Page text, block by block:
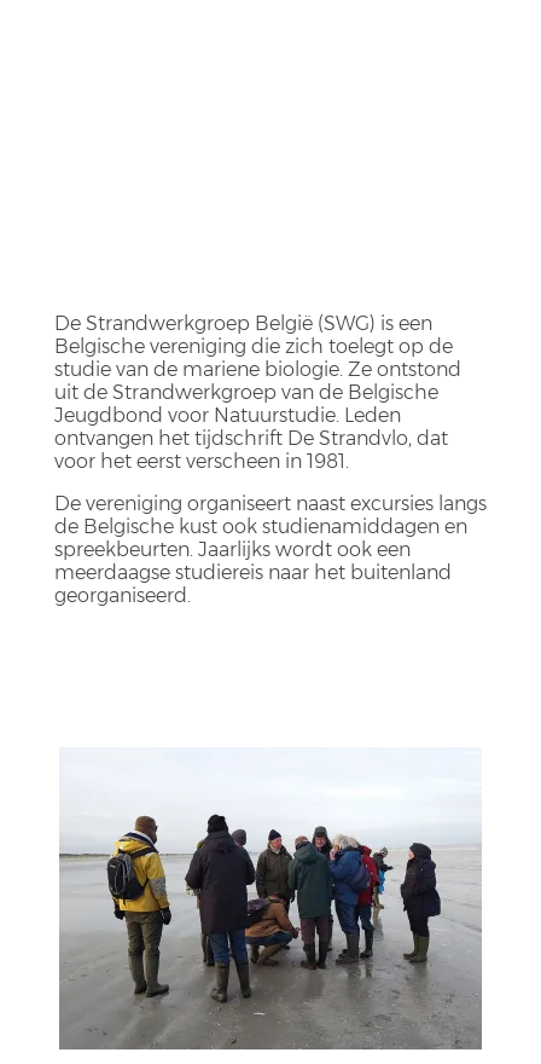
De Strandwerkgroep België (SWG) is een
Belgische vereniging die zich toelegt op de
studie van de mariene biologie. Ze ontstond
uit de Strandwerkgroep van de Belgische
Jeugdbond voor Natuurstudie. Leden
ontvangen het tijdschrift De Strandvlo, dat
voor het eerst verscheen in 1981.
De vereniging organiseert naast excursies langs
de Belgische kust ook studienamiddagen en
spreekbeurten. Jaarlijks wordt ook een
meerdaagse studiereis naar het buitenland
georganiseerd.